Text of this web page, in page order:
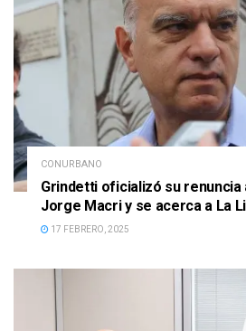
CONURBANO
Grindetti oficializó su renuncia
Jorge Macri y se acerca a La
17 FEBRERO, 2025